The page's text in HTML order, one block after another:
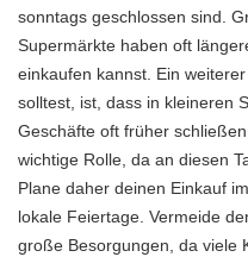
sonntags geschlossen sind.
Supermärkte haben oft
einkaufen kannst. Ein
solltest, ist, dass in kleineren
Geschäfte oft früher schließen.
wichtige Rolle, da an diesen
Plane daher deinen Einkauf
lokale Feiertage. Vermeide
große Besorgungen, da viele